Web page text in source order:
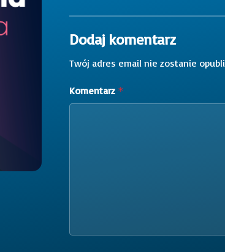
Dodaj komentarz
Twój adres email nie zostanie
Komentarz *